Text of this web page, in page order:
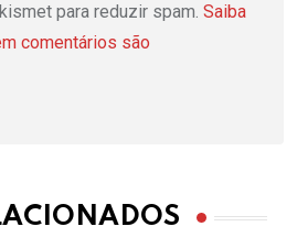
para reduzir spam. Saiba
comentários são